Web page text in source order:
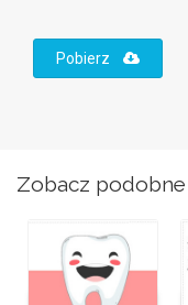
Pobierz
Zobacz podobne